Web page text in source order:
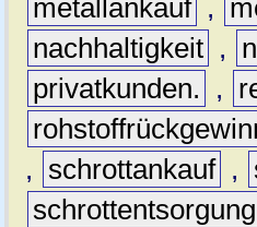
metallankauf ,
nachhaltigkeit ,
privatkunden.
,
,
schrottankauf ,
schrottentsorgung